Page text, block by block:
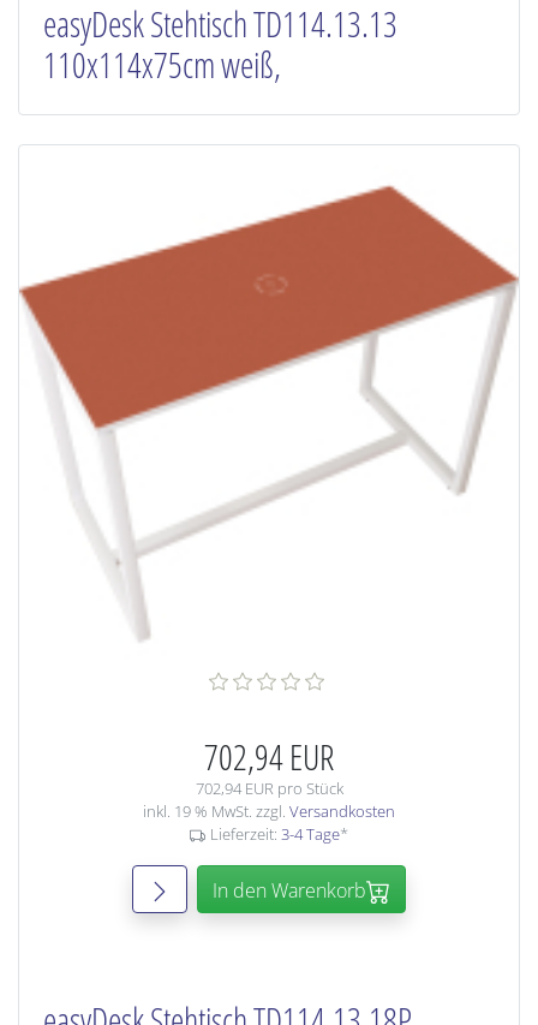
easyDesk Stehtisch TD114.13.13
110x114x75cm weiß,
702,94 EUR
702,94 EUR pro Stück
inkl. 19 % MwSt. zzgl. Versandkosten
Lieferzeit: 3-4 Tage*
In den Warenkorb